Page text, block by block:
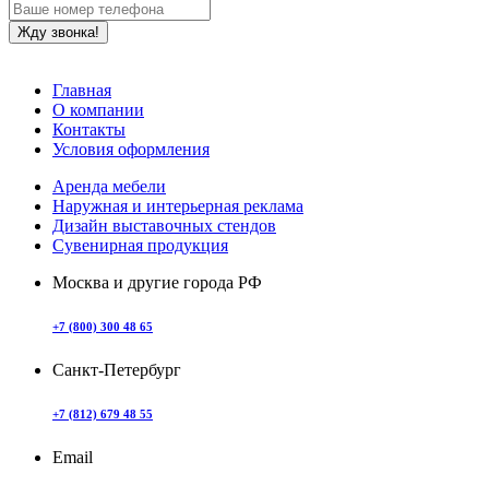
Главная
О компании
Контакты
Условия оформления
Аренда мебели
Наружная и интерьерная реклама
Дизайн выставочных стендов
Сувенирная продукция
Москва и другие города РФ
+7 (800) 300 48 65
Санкт-Петербург
+7 (812) 679 48 55
Email